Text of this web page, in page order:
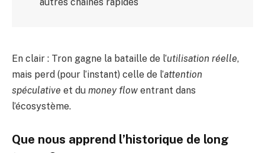
En clair : Tron gagne la bataille de l’utilisation réelle,
mais perd (pour l’instant) celle de l’attention
spéculative et du money flow entrant dans
l’écosystème.
Que nous apprend l’historique de long